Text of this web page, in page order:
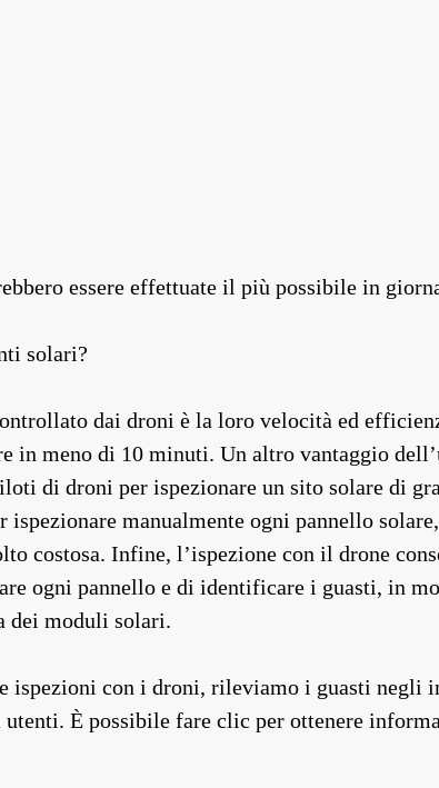
essere effettuate il più possibile in
solari?
dai droni è la loro velocità ed
in meno di 10 minuti. Un altro vantaggio
di droni per ispezionare un sito solare di
manualmente ogni pannello
costosa. Infine, l’ispezione con il drone
ogni pannello e di identificare i guasti, in
dei moduli solari.
ispezioni con i droni, rileviamo i guasti negli
È possibile fare clic per ottenere